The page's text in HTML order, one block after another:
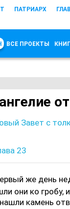
ПАТРИАРХ
ВСЕ ПРОЕКТЫ
Завет с
23
же день
они ко гробу,
камень